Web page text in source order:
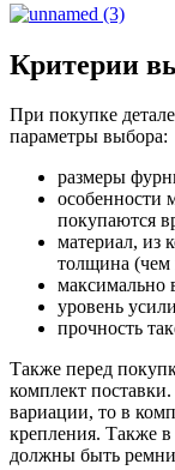
Критерии
При покупке
параметры выбора:
размеры
особенности
покупаются
материал, из
толщина (чем
максимально
уровень
прочность
Также перед
комплект
вариации, то в
крепления. Также
должны быть